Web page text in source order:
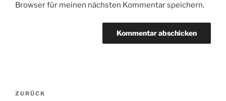
Browser für meinen nächsten Kommentar speichern.
Beitragsnavigation
Vorheriger
ZURÜCK